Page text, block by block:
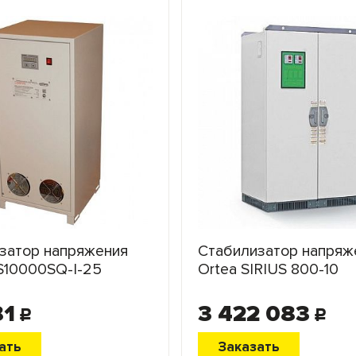
напряжения
I-25
c
Стабилизатор
Ortea SIRIUS 800-10
3 422 083 c
Заказать